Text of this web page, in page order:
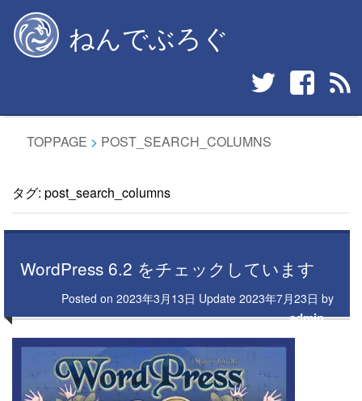
content
ねんでぶろぐ
TOPPAGE > POST_SEARCH_COLUMNS
タグ: post_search_columns
WordPress 6.2 をチェックしています
Posted on 2023年3月13日 Update 2023年7月23日 by
admin